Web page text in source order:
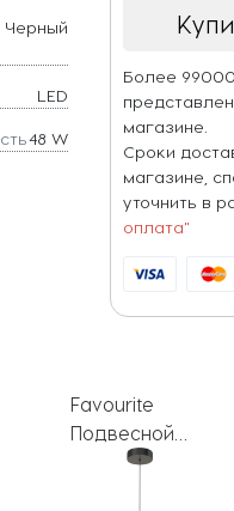
Черный
LED
48 W
Более
магазине.
Сроки
магазине,
уточнить в
оплата"
Favourite
Подвесной
светильник